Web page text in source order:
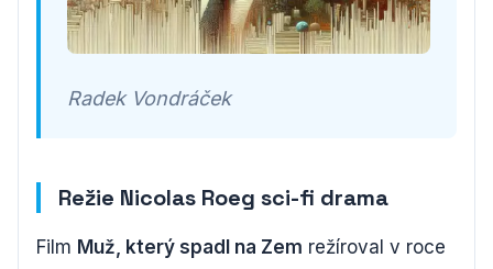
Radek Vondráček
Režie Nicolas Roeg sci-fi drama
Film Muž, který spadl na Zem režíroval v roce